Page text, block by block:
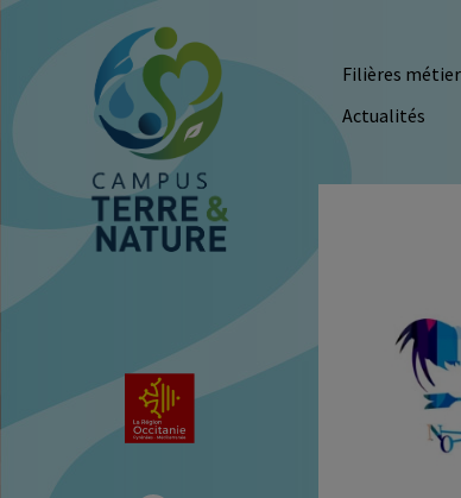
Filières
Actualités